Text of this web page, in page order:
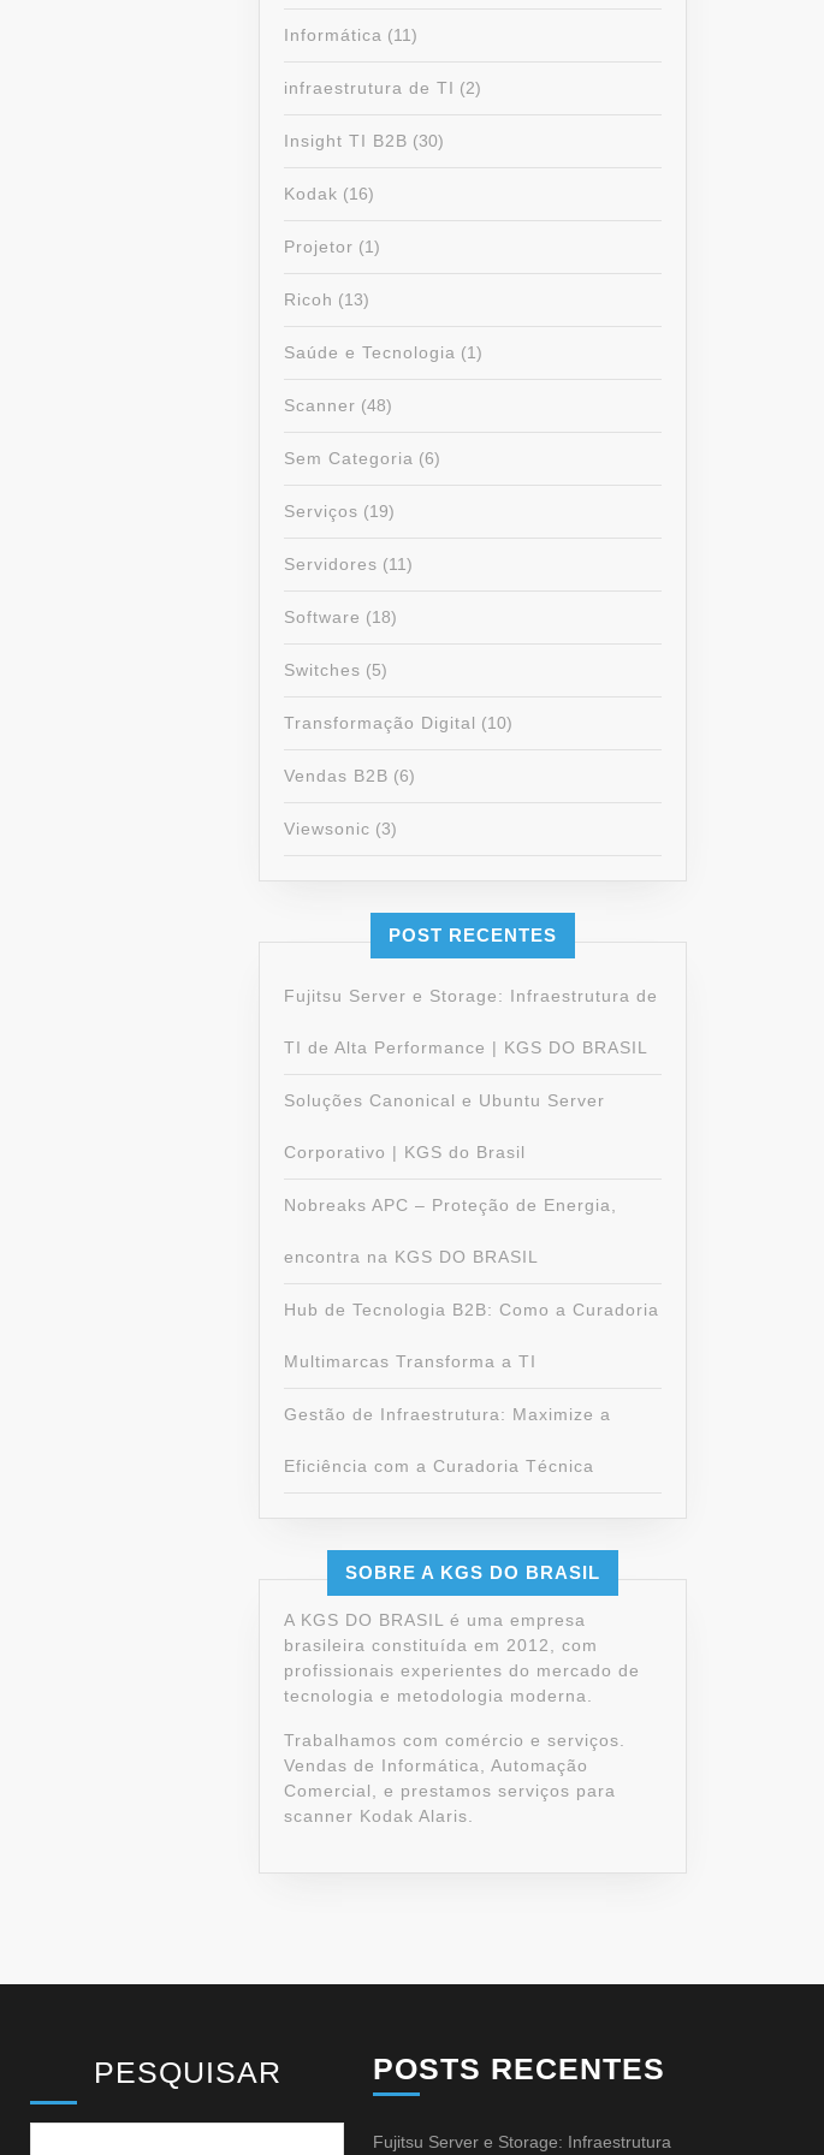
Informática (11)
infraestrutura de TI (2)
Insight TI B2B (30)
Kodak (16)
Projetor (1)
Ricoh (13)
Saúde e Tecnologia (1)
Scanner (48)
Sem Categoria (6)
Serviços (19)
Servidores (11)
Software (18)
Switches (5)
Transformação Digital (10)
Vendas B2B (6)
Viewsonic (3)
POST RECENTES
Fujitsu Server e Storage: Infraestrutura de
TI de Alta Performance | KGS DO BRASIL
Soluções Canonical e Ubuntu Server
Corporativo | KGS do Brasil
Nobreaks APC – Proteção de Energia,
encontra na KGS DO BRASIL
Hub de Tecnologia B2B: Como a Curadoria
Multimarcas Transforma a TI
Gestão de Infraestrutura: Maximize a
Eficiência com a Curadoria Técnica
SOBRE A KGS DO BRASIL
A KGS DO BRASIL é uma empresa
brasileira constituída em 2012, com
profissionais experientes do mercado de
tecnologia e metodologia moderna.
Trabalhamos com comércio e serviços.
Vendas de Informática, Automação
Comercial, e prestamos serviços para
scanner Kodak Alaris.
PESQUISAR POSTS RECENTES
Fujitsu Server e Storage: Infraestrutura